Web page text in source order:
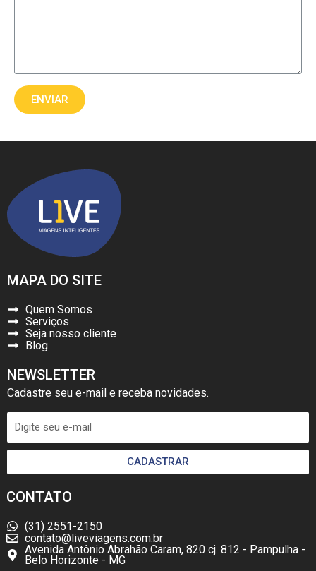
ENVIAR
MAPA DO SITE
Quem Somos
Serviços
Seja nosso cliente
Blog
NEWSLETTER
Cadastre seu e-mail e receba novidades.
CADASTRAR
CONTATO
(31) 2551-2150
contato@liveviagens.com.br
Avenida Antônio Abrahão Caram, 820 cj. 812 - Pampulha -
Belo Horizonte - MG